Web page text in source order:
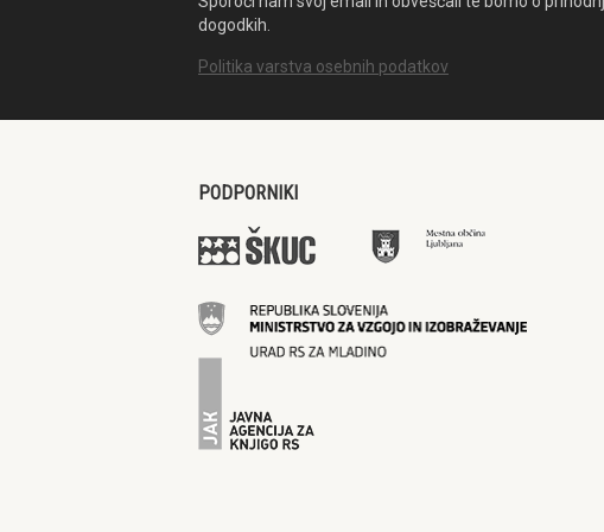
dogodkih.
Politika varstva osebnih podatkov
PODPORNIKI